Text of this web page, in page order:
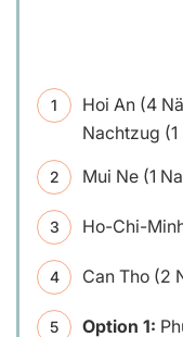
Hoi An (4
Nachtzug (1
Mui Ne (1
Ho-Chi-
Can Tho (2
Option 1: